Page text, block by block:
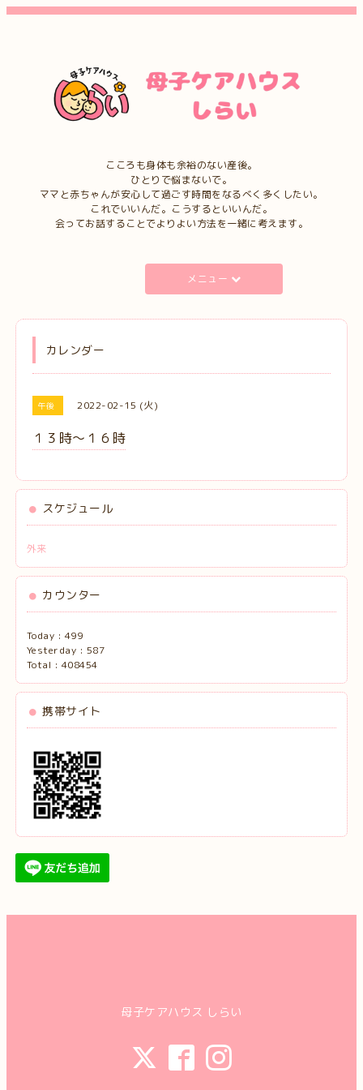
こころも身体も余裕のない産後。
ひとりで悩まないで。
ママと赤ちゃんが安心して過ごす時間をなるべく多くしたい。
これでいいんだ。こうするといいんだ。
会ってお話することでよりよい方法を一緒に考えます。
メニュー
カレンダー
午後 2022-02-15 (火)
１３時〜１６時
スケジュール
外来
カウンター
Today : 499
Yesterday : 587
Total : 408454
携帯サイト
母子ケアハウス しらい